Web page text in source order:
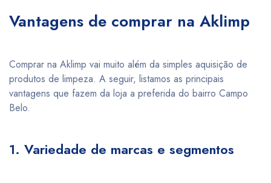
Vantagens de comprar na Aklimp
Comprar na Aklimp vai muito além da simples aquisição de
produtos de limpeza. A seguir, listamos as principais
vantagens que fazem da loja a preferida do bairro Campo
Belo.
1. Variedade de marcas e segmentos